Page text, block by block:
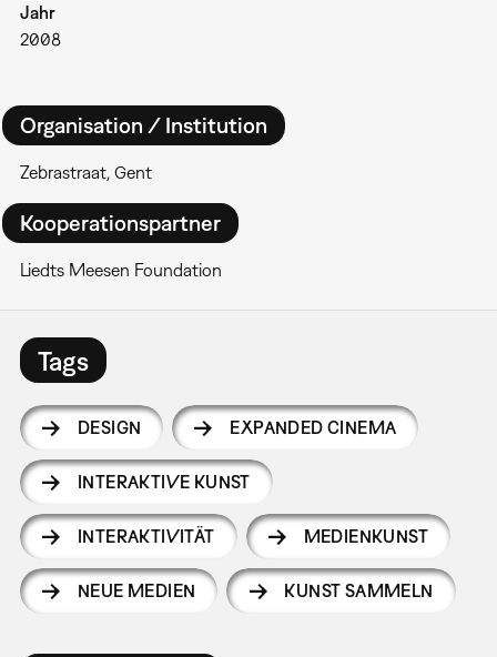
Jahr
2008
Organisation / Institution
Zebrastraat, Gent
Kooperationspartner
Liedts Meesen Foundation
Tags
DESIGN EXPANDED CINEMA
INTERAKTIVE KUNST
INTERAKTIVITÄT MEDIENKUNST
NEUE MEDIEN KUNST SAMMELN